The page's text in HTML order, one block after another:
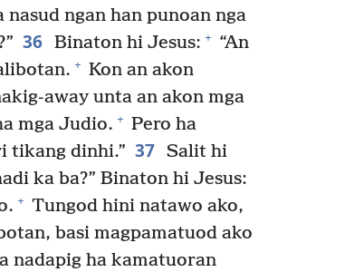
ngan han punoan nga
36 Binaton hi Jesus: + “An
+ Kon an akon
away unta an akon mga
mga Judio. + Pero ha
tikang dinhi.” 37 Salit hi
ka ba?” Binaton hi Jesus:
+ Tungod hini natawo ako,
basi magpamatuod ako
nadapig ha kamatuoran